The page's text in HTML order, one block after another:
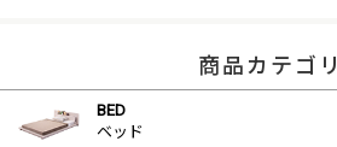
商品カテゴリ
BED
ベッド